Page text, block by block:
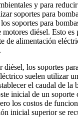
y para
soportes para
soportes para
diésel. Esto es
de alimentación
los soportes
suelen utilizar
el caudal de la
inicial de un soporte
los costos de
inicial superior se